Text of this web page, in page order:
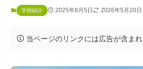
学校紹介 2025年8月5日 2026年5月20日
当ページのリンクには広告が含まれ